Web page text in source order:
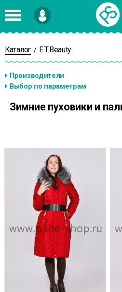
Войти
Каталог / E.T.Beauty
Зимние пуховики и